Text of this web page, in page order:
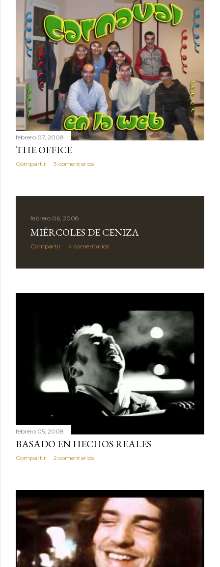
febrero 07, 2008
THE OFFICE
Compartir 3 comentarios
febrero 06, 2008
MIÉRCOLES DE CENIZA
Compartir 4 comentarios
febrero 05, 2008
BASADO EN HECHOS REALES
Compartir 2 comentarios